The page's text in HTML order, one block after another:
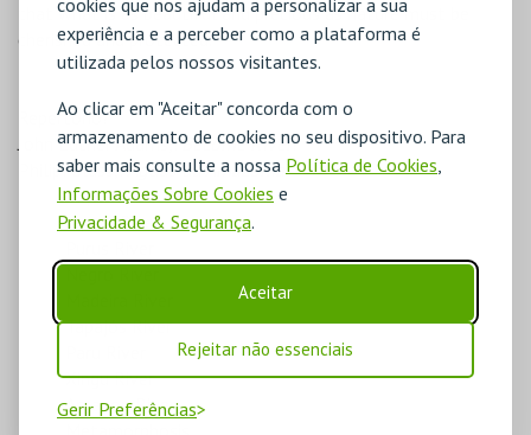
experiência e a perceber como a plataforma é
utilizada pelos nossos visitantes.
Ao clicar em "Aceitar" concorda com o
armazenamento de cookies no seu dispositivo. Para
saber mais consulte a nossa Política de Cookies
Informações Sobre Cookies e
Privacidade & Segurança.
Aceitar
Rejeitar não essenciais
Gerir Preferências
that what is as beautiful and precious as nature must be
cherished and protected.
Repertório?
John Luther Adams,?Become River?
Philip?Glass,?Águas da Amazónia ?
Tiquié River
Japurá River
Tapajós River
Xingu River
Amazon River